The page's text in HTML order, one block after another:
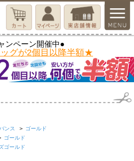
ンペーン開催中●
グが2個目以降半額★
ンス > ゴールド
ゴールド
ゴールド